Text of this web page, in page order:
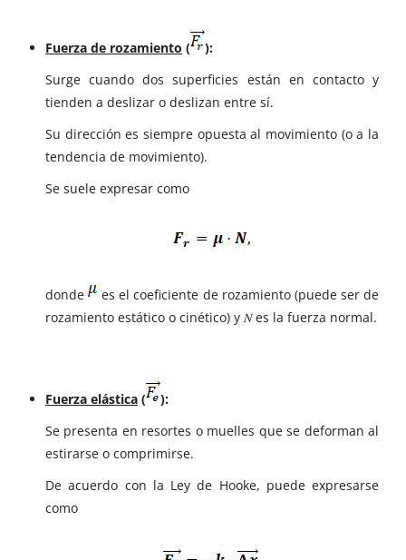
Fuerza de rozamiento (
):
Surge cuando dos superficies están en contacto y
tienden a deslizar o deslizan entre sí.
Su dirección es siempre opuesta al movimiento (o a la
tendencia de movimiento).
Se suele expresar como
donde
es el coeficiente de rozamiento (puede ser de
rozamiento estático o cinético) y 𝑁 es la fuerza normal.
Fuerza elástica (
):
Se presenta en resortes o muelles que se deforman al
estirarse o comprimirse.
De acuerdo con la Ley de Hooke, puede expresarse
como